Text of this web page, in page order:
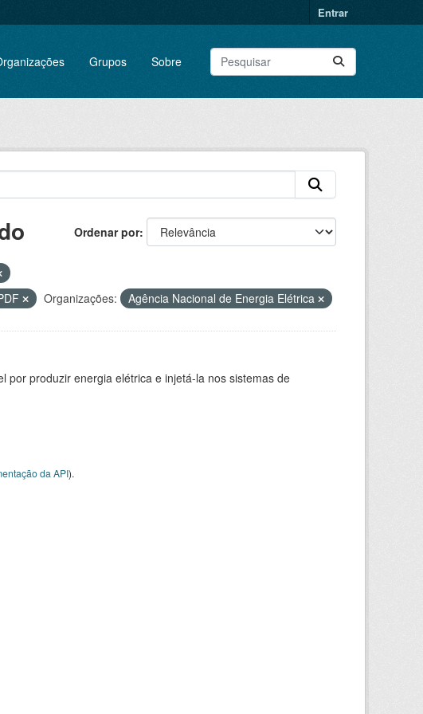
Entrar
Grupos Sobre
Ordenar por
Organizações: Agência Nacional de Energia Elétrica
por produzir energia elétrica e injetá-la nos sistemas de
da API).